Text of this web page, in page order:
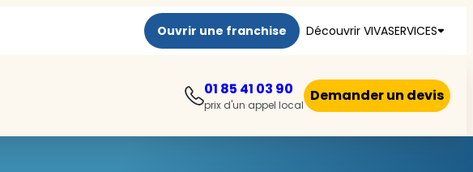
Ouvrir une franchise Découvrir VIVASERVICES
01 85 41 03 90
prix d'un appel local
Demander un devis